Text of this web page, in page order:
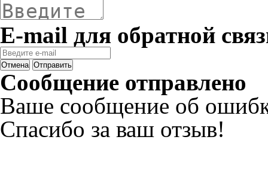
E-mail для обратной
Отмена Отправить
Сообщение отправлено
Ваше сообщение об
Спасибо за ваш отзыв!